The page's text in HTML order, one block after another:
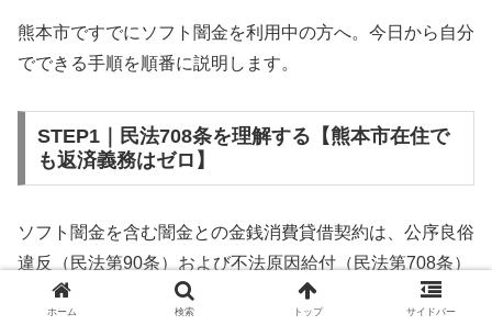
熊本市ですでにソフト闇金を利用中の方へ。今日から自分
でできる手順を順番に説明します。
STEP1｜民法708条を理解する【熊本市在住で
も返済義務はゼロ】
ソフト闇金を含む闇金との金銭消費貸借契約は、公序良俗
違反（民法第90条）および不法原因給付（民法第708条）
に該当するため、法的には無効です。熊本市在住であって
ホーム 検索 トップ サイドバー